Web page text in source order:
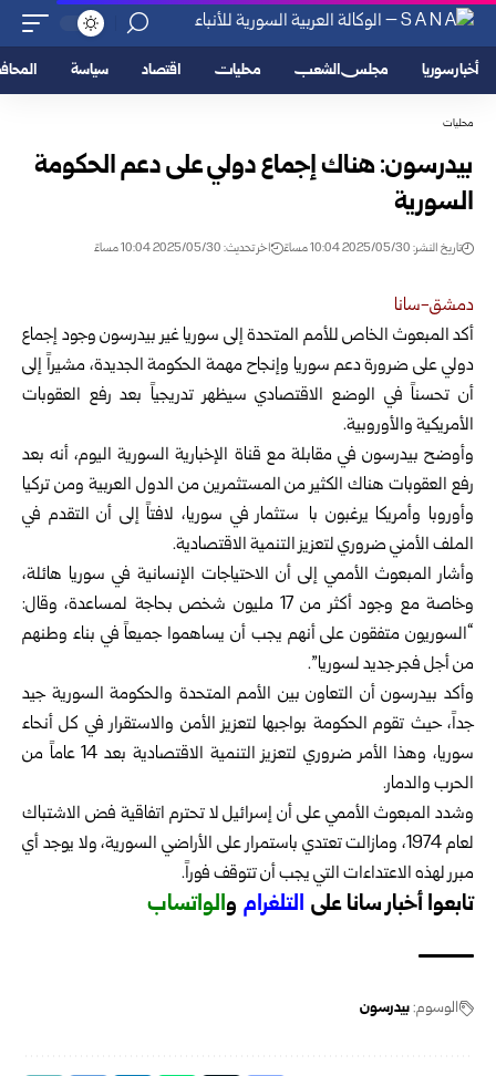
أخبار سوريا مجلس الشعب محليات اقتصاد سياسة
محليات
بيدرسون: هناك إجماع دولي على دعم الحكومة
السورية
تاريخ النشر: 2025/05/30 10:04 مساءً اخر تحديث: 2025/05/30 10:04 مساءً
دمشق-سانا
أكد المبعوث الخاص للأمم المتحدة إلى سوريا غير بيدرسون وجود إجماع
دولي على ضرورة دعم سوريا وإنجاح مهمةالحكومة الجديدة، مشيراً إلى
أن تحسناً في الوضع الاقتصادي سيظهر تدريجياً بعد رفع العقوبات
الأمريكية والأوروبية.
وأوضح بيدرسون في مقابلة مع قناة الإخبارية السورية اليوم، أنه بعد
رفع العقوبات هناك الكثير من المستثمرين من الدول العربية ومن تركيا
وأوروبا وأمريكا يرغبون باﻻستثمار في سوريا، لافتاً إلى أن التقدم في
الملف الأمني ضروري لتعزيز التنمية الاقتصادية.
وأشار المبعوث الأممي إلى أن الاحتياجات الإنسانية في سوريا هائلة،
وخاصة مع وجود أكثر من 17 مليون شخص بحاجة لمساعدة، وقال:
“السوريون متفقون على أنهم يجب أن يساهموا جميعاً في بناء وطنهم
من أجل فجر جديد لسوريا”.
وأكد بيدرسون أن التعاون بين الأمم المتحدة والحكومة السورية جيد
جداً، حيث تقوم الحكومة بواجبها لتعزيز الأمن والاستقرار في كل أنحاء
سوريا، وهذا الأمر ضروري لتعزيز التنمية الاقتصادية بعد 14 عاماً من
الحرب والدمار.
وشدد المبعوث الأممي على أن إسرائيل لا تحترم اتفاقية فض الاشتباك
لعام 1974، ومازالت تعتدي باستمرار على الأراضي السورية، ولا يوجد أي
مبرر لهذه الاعتداءات التي يجب أن تتوقف فوراً.
تابعوا أخبار سانا على التلغرام والواتساب
الوسوم:بيدرسون